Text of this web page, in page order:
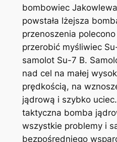
bombowiec
powstała lżejsza
przenoszenia polecono
przerobić myśliwiec
samolot Su-7 B.
nad cel na małej
prędkością, na
jądrową i szybko
taktyczna bomba
wszystkie problemy i
bezpośredniego